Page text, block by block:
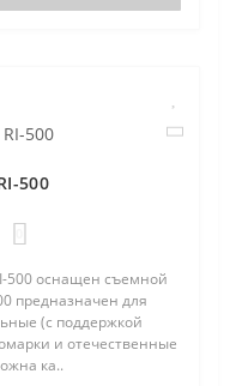
500
500 оснащен съемной
предназначен для
(с поддержкой
и отечественные
ка..